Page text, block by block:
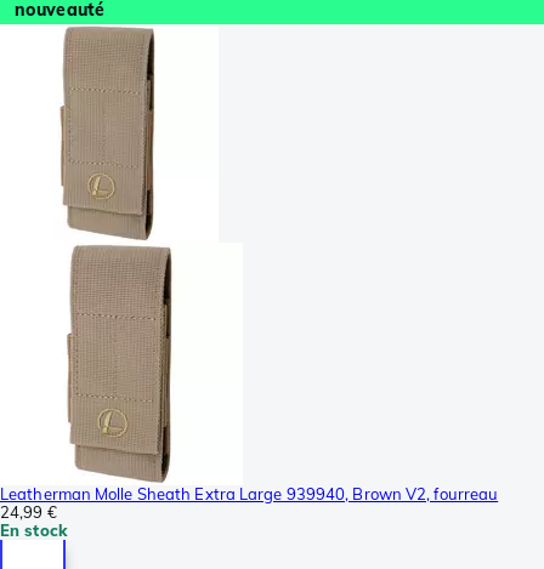
nouveauté
Leatherman Molle Sheath Extra Large 939940, Brown V2, fourreau
24,99 €
En stock